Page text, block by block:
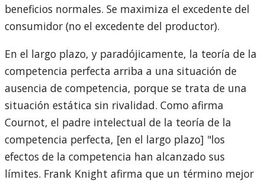
beneficios normales. Se maximiza el excedente del
consumidor (no el excedente del productor).
En el largo plazo, y paradójicamente, la teoría de la
competencia perfecta arriba a una situación de
ausencia de competencia, porque se trata de una
situación estática sin rivalidad. Como afirma
Cournot, el padre intelectual de la teoría de la
competencia perfecta, [en el largo plazo] "los
efectos de la competencia han alcanzado sus
límites. Frank Knight afirma que un término mejor